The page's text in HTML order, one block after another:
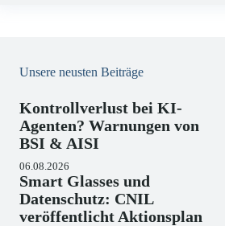
Unsere neusten Beiträge
Kontrollverlust bei KI-
Agenten? Warnungen von
BSI & AISI
06.08.2026
Smart Glasses und
Datenschutz: CNIL
veröffentlicht Aktionsplan